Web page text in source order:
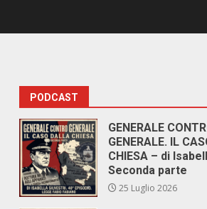
PODCAST
GENERALE
GENERALE. IL
CHIESA – di
Seconda parte
25 Luglio 2026